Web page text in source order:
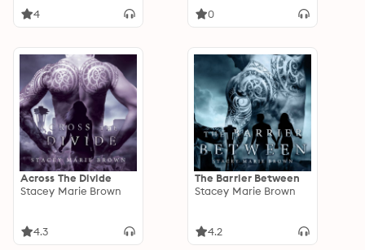
4 0
Across The Divide
Stacey Marie Brown
4.3
The Barrier Between
Stacey Marie Brown
4.2